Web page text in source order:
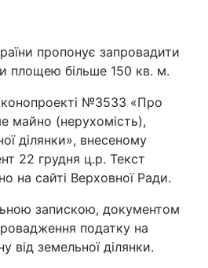
пропонує запровадити
площею більше 150 кв. м.
№3533 «Про
майно (нерухомість),
ділянки», внесеному
22 грудня ц.р. Текст
на сайті Верховної Ради.
запискою, документом
податку на
від земельної ділянки.